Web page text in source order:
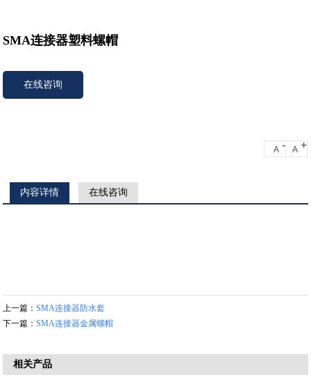
SMA连接器塑料螺帽
在线咨询
A - A +
内容详情 在线咨询
上一篇：SMA连接器防水套
下一篇：SMA连接器金属螺帽
相关产品